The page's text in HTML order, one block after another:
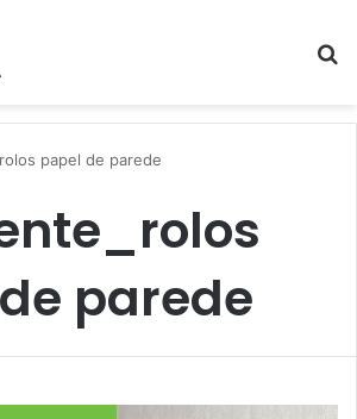
papel de parede
parede